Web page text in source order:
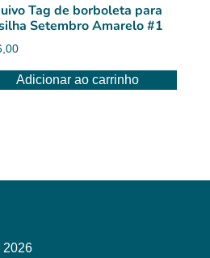
Tag de borboleta para
Setembro Amarelo #1
Adicionar ao carrinho
2026